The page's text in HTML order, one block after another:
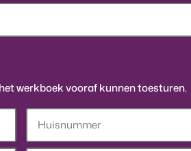
werkboek vooraf kunnen toesturen.